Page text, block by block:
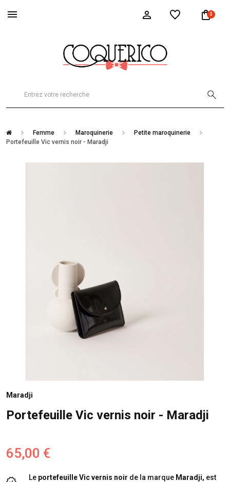
0
Femme Maroquinerie
Petite maroquinerie
Portefeuille Vic vernis noir - Maradji
Maradji
Portefeuille Vic vernis noir - Maradji
65,00 €
Le portefeuille Vic vernis noir de la marque Maradji, est